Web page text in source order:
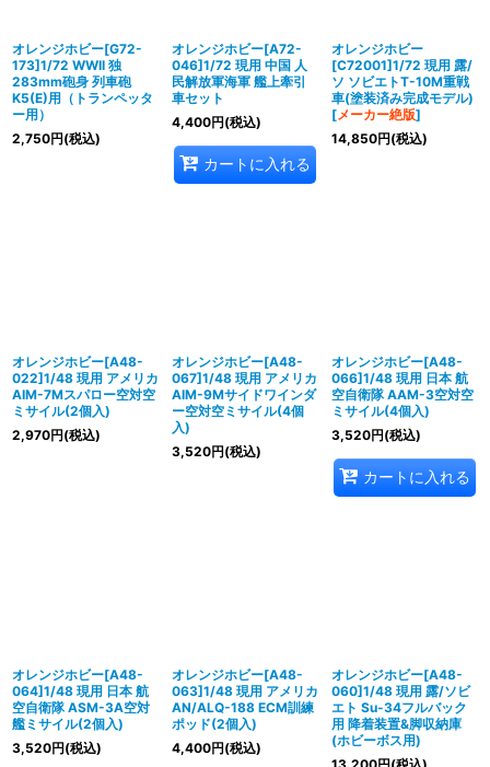
オレンジホビー[G72-
173]1/72 WWII 独
283mm砲身 列車砲
K5(E)用（トランペッタ
ー用）
2,750円(税込)
オレンジホビー[A72-
046]1/72 現用 中国 人
民解放軍海軍 艦上牽引
車セット
4,400円(税込)
カートに入れる
オレンジホビー
[C72001]1/72 現用 露/
ソ ソビエトT-10M重戦
車(塗装済み完成モデル)
[メーカー絶版]
14,850円(税込)
オレンジホビー[A48-
022]1/48 現用 アメリカ
AIM-7Mスパロー空対空
ミサイル(2個入)
2,970円(税込)
オレンジホビー[A48-
067]1/48 現用 アメリカ
AIM-9Mサイドワインダ
ー空対空ミサイル(4個
入)
3,520円(税込)
オレンジホビー[A48-
066]1/48 現用 日本 航
空自衛隊 AAM-3空対空
ミサイル(4個入)
3,520円(税込)
カートに入れる
オレンジホビー[A48-
064]1/48 現用 日本 航
空自衛隊 ASM-3A空対
艦ミサイル(2個入)
3,520円(税込)
オレンジホビー[A48-
063]1/48 現用 アメリカ
AN/ALQ-188 ECM訓練
ポッド(2個入)
4,400円(税込)
オレンジホビー[A48-
060]1/48 現用 露/ソビ
エト Su-34フルバック
用 降着装置&脚収納庫
(ホビーボス用)